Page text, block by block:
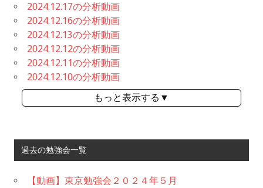
2024.12.17の分析動画
2024.12.16の分析動画
2024.12.13の分析動画
2024.12.12の分析動画
2024.12.11の分析動画
2024.12.10の分析動画
もっと表示する▼
過去の勉強会一覧
【動画】東京勉強会２０２４年５月